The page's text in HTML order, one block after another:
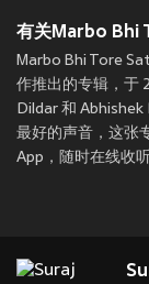
有关Marbo Bhi
Marbo Bhi Tore
作推出的专辑，于
Dildar 和 Abhishek
最好的声音，这张
App，随时在线收